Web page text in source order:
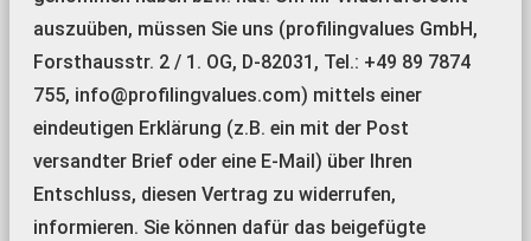
auszuüben, müssen Sie uns (profilingvalues GmbH,
Forsthausstr. 2 / 1. OG, D-82031, Tel.: +49 89 7874
755, info@profilingvalues.com) mittels einer
eindeutigen Erklärung (z.B. ein mit der Post
versandter Brief oder eine E-Mail) über Ihren
Entschluss, diesen Vertrag zu widerrufen,
informieren. Sie können dafür das beigefügte